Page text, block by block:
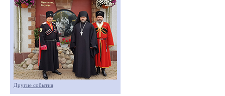
Другие события